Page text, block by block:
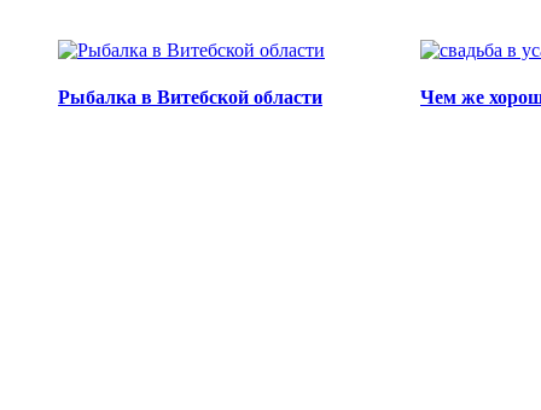
Рыбалка в Витебской области Чем же